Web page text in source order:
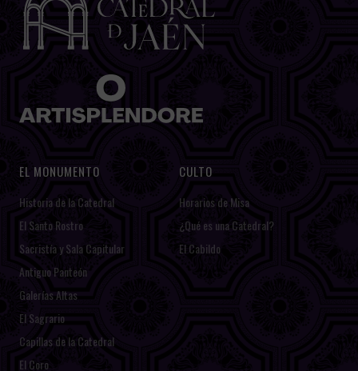
EL MONUMENTO
Historia de la Catedral
El Santo Rostro
Sacristía y Sala Capitular
Antiguo Panteón
Galerías Altas
El Sagrario
Capillas de la Catedral
El Coro
CULTO
Horarios de Misa
¿Qué es una Catedral?
El Cabildo